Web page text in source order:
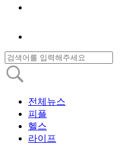
전체뉴스
피플
헬스
라이프